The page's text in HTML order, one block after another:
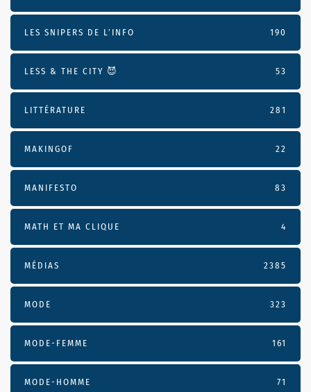
LES SNIPERS DE L’INFO 190
LESS & THE CITY 😈 53
LITTÉRATURE 281
MAKINGOF 22
MANIFESTO 83
MATH ET MA CLIQUE 4
MÉDIAS 2385
MODE 323
MODE-FEMME 161
MODE-HOMME 71